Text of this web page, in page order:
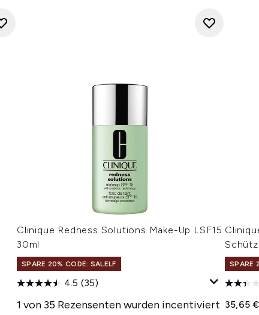
Clinique Redness Solutions Make-Up LSF15
30ml
SPARE 20% CODE: SALELF
4.5 (35)
1 von 35 Rezensenten wurden incentiviert
SPARE
35,65 €